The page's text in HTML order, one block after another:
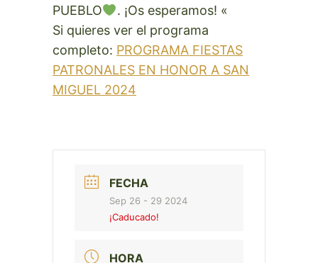
PUEBLO
. ¡Os esperamos! «
Si quieres ver el programa
completo: PROGRAMA FIESTAS
PATRONALES EN HONOR A SAN
MIGUEL 2024
FECHA
Sep 26 - 29 2024
¡Caducado!
HORA